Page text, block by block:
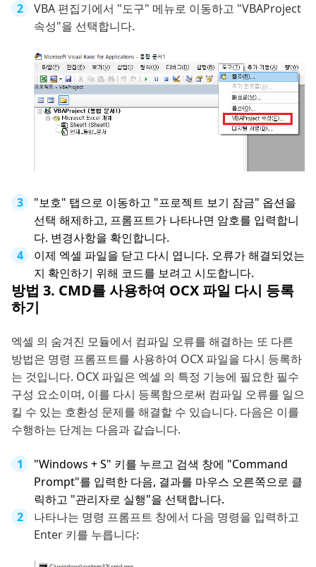
VBA 편집기에서 "도구" 메뉴로 이동하고 "VBAProject
속성"을 선택합니다.
"보호" 탭으로 이동하고 "프로젝트 보기 잠금" 옵션을
선택 해제하고, 프롬프트가 나타나면 암호를 입력합니
다. 변경사항을 확인합니다.
이제 엑셀 파일을 닫고 다시 엽니다. 오류가 해결되었는
지 확인하기 위해 코드를 보려고 시도합니다.
방법 3. CMD를 사용하여 OCX 파일 다시 등록
하기
엑셀 의 숨겨진 모듈에서 컴파일 오류를 해결하는 또 다른
방법은 명령 프롬프트를 사용하여 OCX 파일을 다시 등록하
는 것입니다. OCX 파일은 엑셀 의 특정 기능에 필요한 필수
구성 요소이며, 이를 다시 등록함으로써 컴파일 오류를 일으
킬 수 있는 호환성 문제를 해결할 수 있습니다. 다음은 이를
수행하는 단계는 다음과 같습니다.
"Windows + S" 키를 누르고 검색 창에 "Command
Prompt"를 입력한 다음, 결과를 마우스 오른쪽으로 클
릭하고 "관리자로 실행"을 선택합니다.
나타나는 명령 프롬프트 창에서 다음 명령을 입력하고
Enter 키를 누릅니다: